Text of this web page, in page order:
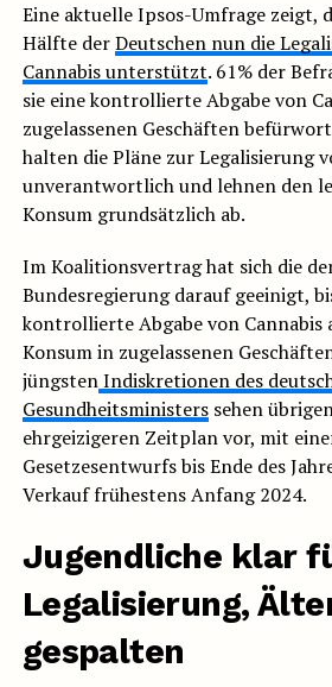
Eine aktuelle Ipsos-Umfrage zeigt,
Hälfte derDeutschen nun die
Cannabis unterstützt. 61% der
sie eine kontrollierte Abgabe von
zugelassenen Geschäften
halten die Pläne zur Legalisierung
unverantwortlich und lehnen den
Konsum grundsätzlich ab.
Im Koalitionsvertrag hat sich die
Bundesregierung darauf geeinigt,
kontrollierte Abgabe von Cannabis
Konsum in zugelassenen
jüngstenIndiskretionen des
Gesundheitsministerssehen
ehrgeizigeren Zeitplan vor, mit
Gesetzesentwurfs bis Ende des
Verkauf frühestens Anfang 2024.
Jugendliche klar
Legalisierung,
gespalten